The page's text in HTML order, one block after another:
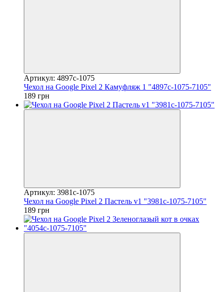
Артикул: 4897c-1075
Чехол на Google Pixel 2 Камуфляж 1 "4897c-1075-7105"
189 грн
Артикул: 3981c-1075
Чехол на Google Pixel 2 Пастель v1 "3981c-1075-7105"
189 грн